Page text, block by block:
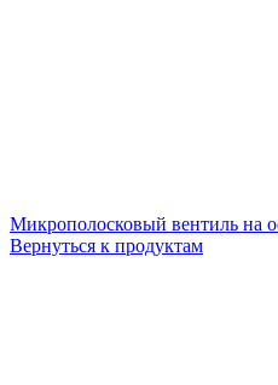
Микрополосковый вентиль на
Вернуться к продуктам